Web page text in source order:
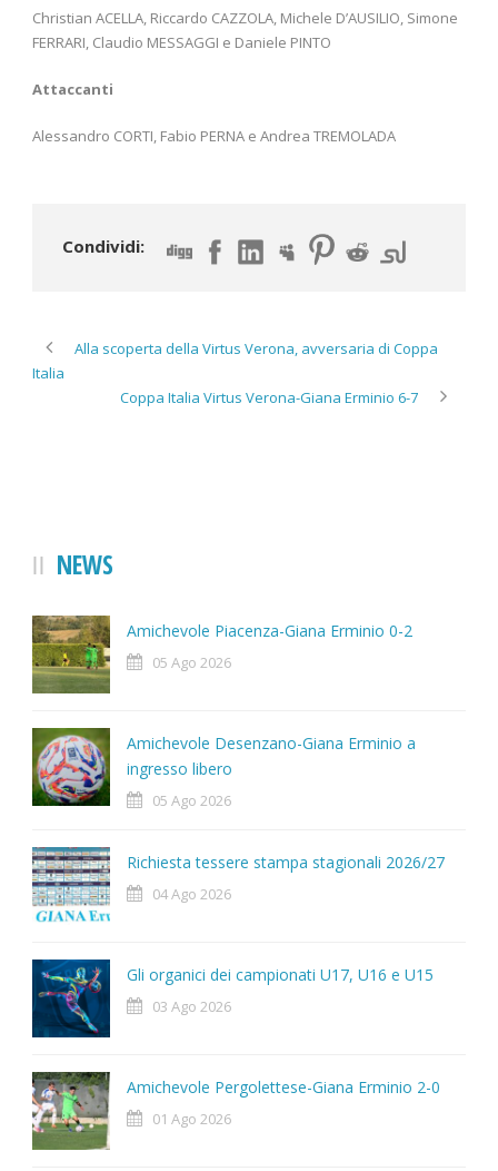
Christian ACELLA, Riccardo CAZZOLA, Michele D’AUSILIO, Simone
FERRARI, Claudio MESSAGGI e Daniele PINTO
Attaccanti
Alessandro CORTI, Fabio PERNA e Andrea TREMOLADA
Condividi:
Alla scoperta della Virtus Verona, avversaria di Coppa
Italia
Coppa Italia Virtus Verona-Giana Erminio 6-7
NEWS
Amichevole Piacenza-Giana Erminio 0-2
05 Ago 2026
Amichevole Desenzano-Giana Erminio a
ingresso libero
05 Ago 2026
Richiesta tessere stampa stagionali 2026/27
04 Ago 2026
Gli organici dei campionati U17, U16 e U15
03 Ago 2026
Amichevole Pergolettese-Giana Erminio 2-0
01 Ago 2026